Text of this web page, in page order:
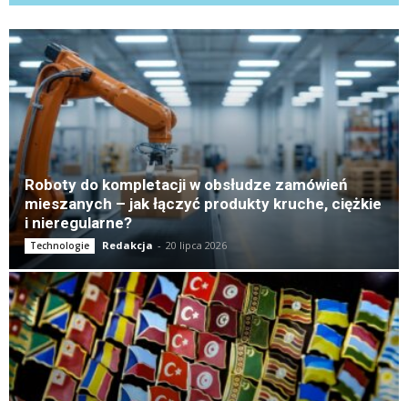
Roboty do kompletacji w obsłudze zamówień
mieszanych – jak łączyć produkty kruche, ciężkie
i nieregularne?
Technologie Redakcja - 20 lipca 2026